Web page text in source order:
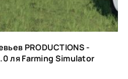
PRODUCTIONS -
ля Farming Simulator